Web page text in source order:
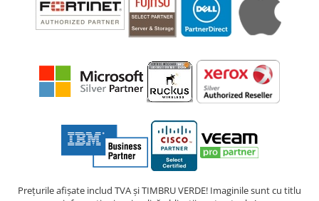
Prețurile afișate includ TVA și TIMBRU VERDE! Imaginile sunt cu titlu